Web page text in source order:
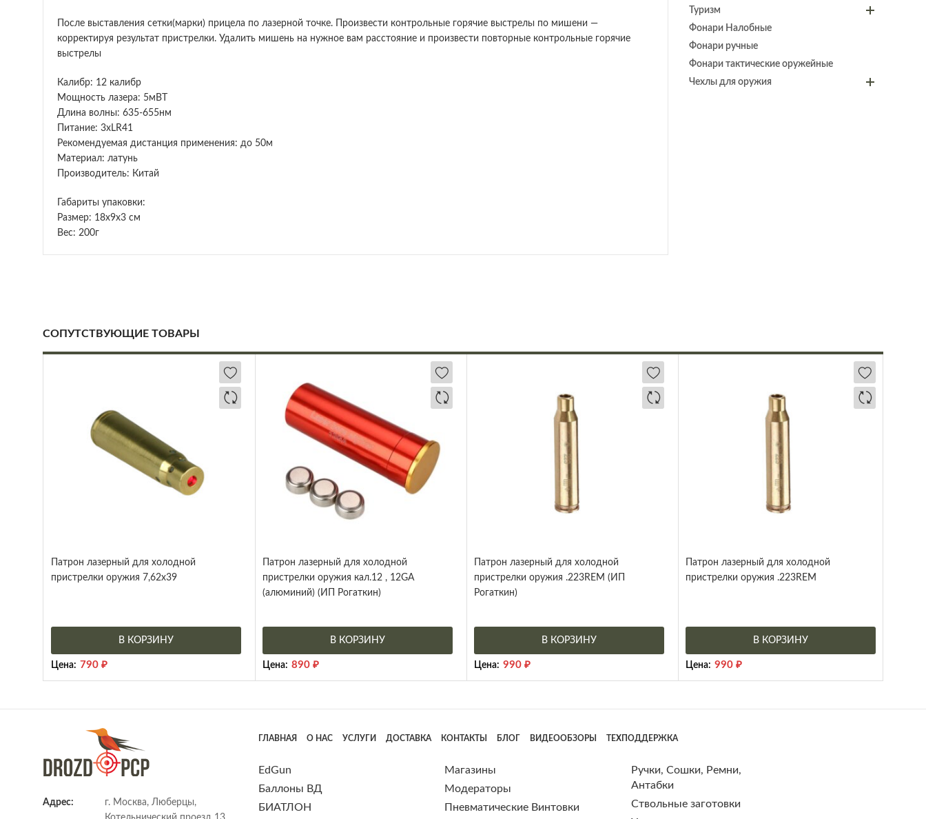
После выставления сетки(марки) прицела по лазерной точке. Произвести контрольные горячие выстрелы по мишени —
корректируя результат пристрелки. Удалить мишень на нужное вам расстояние и произвести повторные контрольные горячие
выстрелы
Калибр: 12 калибр
Мощность лазера: 5мВТ
Длина волны: 635-655нм
Питание: 3хLR41
Рекомендуемая дистанция применения: до 50м
Материал: латунь
Производитель: Китай
Габариты упаковки:
Размер: 18х9х3 см
Вес: 200г
Туризм
Фонари Налобные
Фонари ручные
Фонари тактические оружейные
Чехлы для оружия
СОПУТСТВУЮЩИЕ ТОВАРЫ
Патрон лазерный для холодной
пристрелки оружия 7,62х39
В КОРЗИНУ
Цена: 790 ₽
Патрон лазерный для холодной
пристрелки оружия кал.12 , 12GA
(алюминий) (ИП Рогаткин)
В КОРЗИНУ
Цена: 890 ₽
Патрон лазерный для холодной
пристрелки оружия .223REM (ИП
Рогаткин)
В КОРЗИНУ
Цена: 990 ₽
Патрон лазерный для холодной
пристрелки оружия .223REM
В КОРЗИНУ
Цена: 990 ₽
Адрес:
г. Москва, Люберцы,
ГЛАВНАЯ О НАС УСЛУГИ ДОСТАВКА КОНТАКТЫ БЛОГ ВИДЕООБЗОРЫ ТЕХПОДДЕРЖКА
EdGun
Баллоны ВД
БИАТЛОН
Магазины
Модераторы
Пневматические Винтовки
Ручки, Сошки, Ремни,
Антабки
Ствольные заготовки